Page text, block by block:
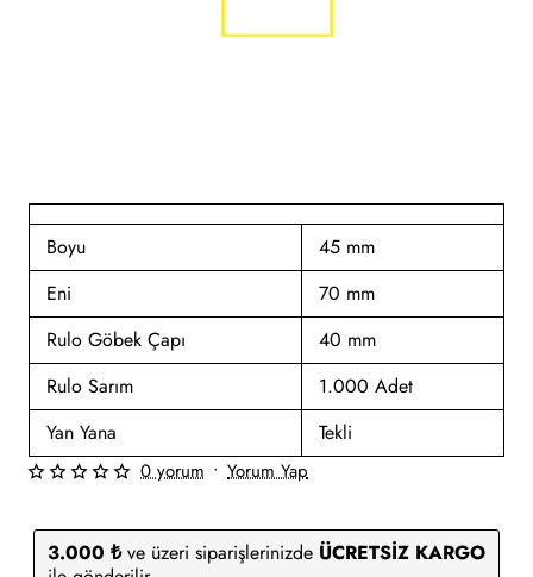
Boyu
45 mm
Eni
70 mm
Rulo Göbek Çapı
40 mm
Rulo Sarım
1.000 Adet
Yan Yana
Tekli
3.000 ₺ve üzeri siparişlerinizde ÜCRETSİZ KARGO
0 yorum • Yorum Yap